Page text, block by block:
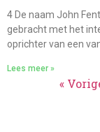
4 De naam John
gebracht met het
oprichter van een
Lees meer »
«